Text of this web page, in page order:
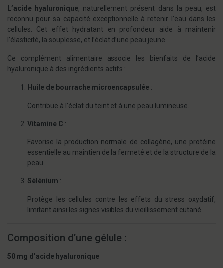
L’acide hyaluronique, naturellement présent dans la peau, est
reconnu pour sa capacité exceptionnelle à retenir l’eau dans les
cellules. Cet effet hydratant en profondeur aide à maintenir
l’élasticité, la souplesse, et l’éclat d’une peau jeune.
Ce complément alimentaire associe les bienfaits de l’acide
hyaluronique à des ingrédients actifs :
Huile de bourrache microencapsulée :
Contribue à l’éclat du teint et à une peau lumineuse.
Vitamine C :
Favorise la production normale de collagène, une protéine
essentielle au maintien de la fermeté et de la structure de la
peau.
Sélénium :
Protège les cellules contre les effets du stress oxydatif,
limitant ainsi les signes visibles du vieillissement cutané.
Composition d’une gélule :
50 mg d’acide hyaluronique